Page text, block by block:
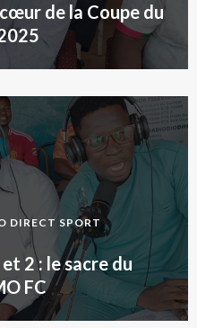
de la Coupe du
DIRECT SPORT
2 : le sacre du
FC